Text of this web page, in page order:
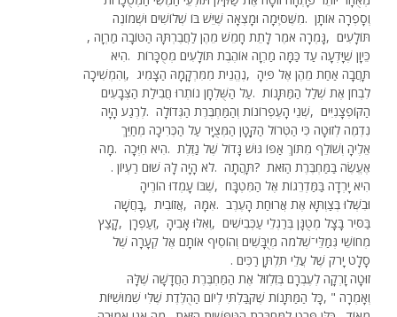
וְסָפְרָה אוֹתָן .מִשֶּׁסִּיְּמָה וּמָצְאָה שֶׁיֵּשׁ בּוֹ שְׁלוֹשִׁים וּשְׁמוֹנֶה
תּוֹלָעִים ,גָּמְרָה אמֶֹר לָתֵת חָמֵשׁ מֵהֶן לַחֲבֶרְתָּהּ הַטּוֹבָה מַרְוָה ,
כֵּיוָן שֶׁיָּדְעָה עַד כַּמָּה מַרְוָה אוֹהֶבֶת תּוֹלָעִים מְסֻכָּרוֹת .הִיא
תָּחֲבָה אַחַת מֵהֶן אֶל פִּיהָ ,נֶהֱנֵית מִמִּרְקָמָהּ הַצָּמִיג ,וְהִמְשִׁיכָה
לִבְחןֹ אֶת שְׁלַל הַמַּתָּנוֹת .עַל הַשֻּׁלְחָן נוֹתְרוּ חֲבִילַת הַצְּבָעִים
הַקּוֹפְצָנִיִּים ,שְׁנֵי הָעֶפְרוֹנוֹת וְהַמַּחְבֶּרֶת הַגְּדוֹלָה .לְרֶגַע הָיָה
נִדְמֶה לְזוּטָה כִּי הַטְּרוֹל הַקָּטָן הַמְּצֻיָּר עַל הַכְּרִיכָה מְחַיֵּךְ
אֵלֶיהָ וְשׁוֹלֵף מִתּוֹךְ אַפּוֹ גּוּשׁ גָּדוֹל שֶׁל נַזֶּלֶת .הִיא חִיְּכָה .מָה
אֶעֱשֶׂה בַּמַּחְבֶּרֶת הַזֹּאת ?תָּהֲתָה .לֹא הָיָה לָהּ שׁוּם רַעְיוֹן .
הִיא יָרְדָה בַּמַּדְרֵגוֹת אֶל הַמִּטְבָּח ,שֶׁבּוֹ עָמְדוּ הוֹרֶיהָ
וּבִשְּׁלוּ בְּצַוְתָּא אֶת אֲרוּחַת הָעֶרֶב .אִמָּהּ ,אֲזוֹבִית ,בָּחֲשָׁה
בַּסִּיר בָּצָל מְטֻגָּן בְּרַגְלֵי עַכְּבִישִׁים ,וְאִלּוּ אָבִיהָ ,זְעַפְרָן ,קָצַץ
מְחוֹשֵׁי גְּמַלֵּי־שְׁלֹמֹה מְיֻבָּשִׁים וְהוֹסִיף אוֹתָם אֶל קְעָרָה שֶׁל
סָלָט יָרֹק שֶׁל עֲלֵי תִּלְתָּן רַכִּים .
זוּטָה זָרְקָה לְעֶבְרָם בְּזִלְזוּל אֶת הַמַּחְבֶּרֶת הַחֲדָשָׁה שֶׁלָּהּ
וְאָמְרָה , "כָּל הַמַּתָּנוֹת שֶׁקִּבַּלְתִּי לְיוֹם הַהֻלֶּדֶת שֶׁלִּי שִׁמּוּשִׁיּוֹת